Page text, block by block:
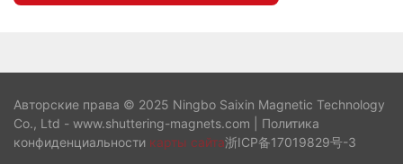
Авторские права © 2025 Ningbo Saixin Magnetic Technology
Co., Ltd - www.shuttering-magnets.com |
Политика
конфиденциальности карты сайта浙ICP备17019829号-3